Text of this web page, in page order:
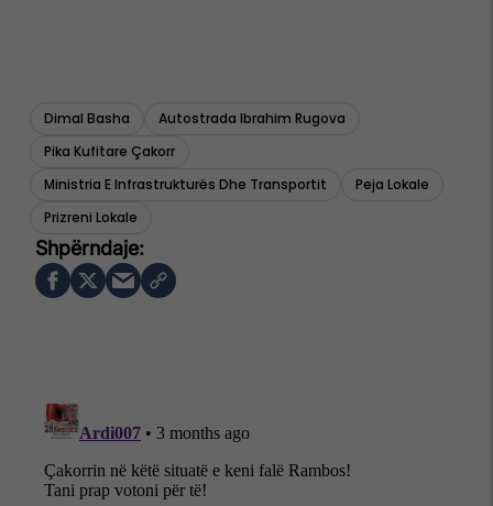
Dimal Basha
Autostrada Ibrahim Rugova
Pika Kufitare Çakorr
Ministria E Infrastrukturës Dhe Transportit
Peja Lokale
Prizreni Lokale